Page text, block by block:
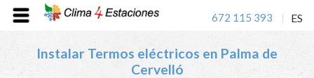
672 115 393 ES
Instalar Termos eléctricos en Palma de
Cervelló